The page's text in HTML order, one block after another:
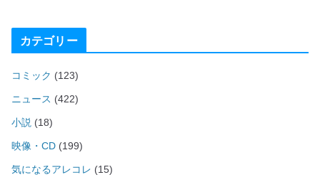
カテゴリー
コミック (123)
ニュース (422)
小説 (18)
映像・CD (199)
気になるアレコレ (15)